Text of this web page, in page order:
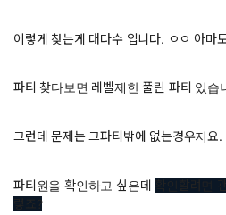
이렇게 찾는게 대다수 입니다. ㅇㅇ 아마
파티 찾다보면 레벨제한 풀린 파티 있습
그런데 문제는 그파티밖에 없는경우지요.
파티원을 확인하고 싶은데
확인할려면
렇죠?